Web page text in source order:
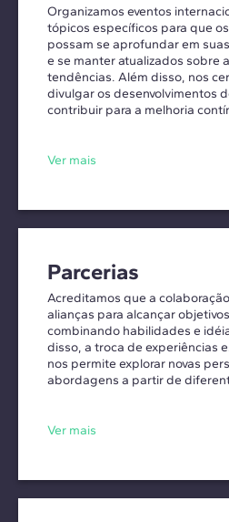
Organizamos eventos
tópicos específicos para que
possam se aprofundar em
e se manter atualizados sobre
tendências. Além disso, nos
divulgar os desenvolvimentos
contribuir para a melhoria
Ver mais
Parcerias
Acreditamos que a
alianças para alcançar
combinando habilidades e
disso, a troca de experiências
nos permite explorar novas
abordagens a partir de
Ver mais